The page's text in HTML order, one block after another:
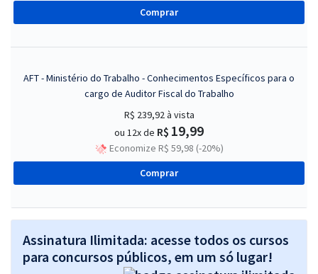
Comprar
AFT - Ministério do Trabalho - Conhecimentos Específicos para o
cargo de Auditor Fiscal do Trabalho
R$ 239,92 à vista
ou 12x de R$ 19,99
Economize R$ 59,98 (-20%)
Comprar
Assinatura Ilimitada: acesse todos os cursos
para concursos públicos, em um só lugar!